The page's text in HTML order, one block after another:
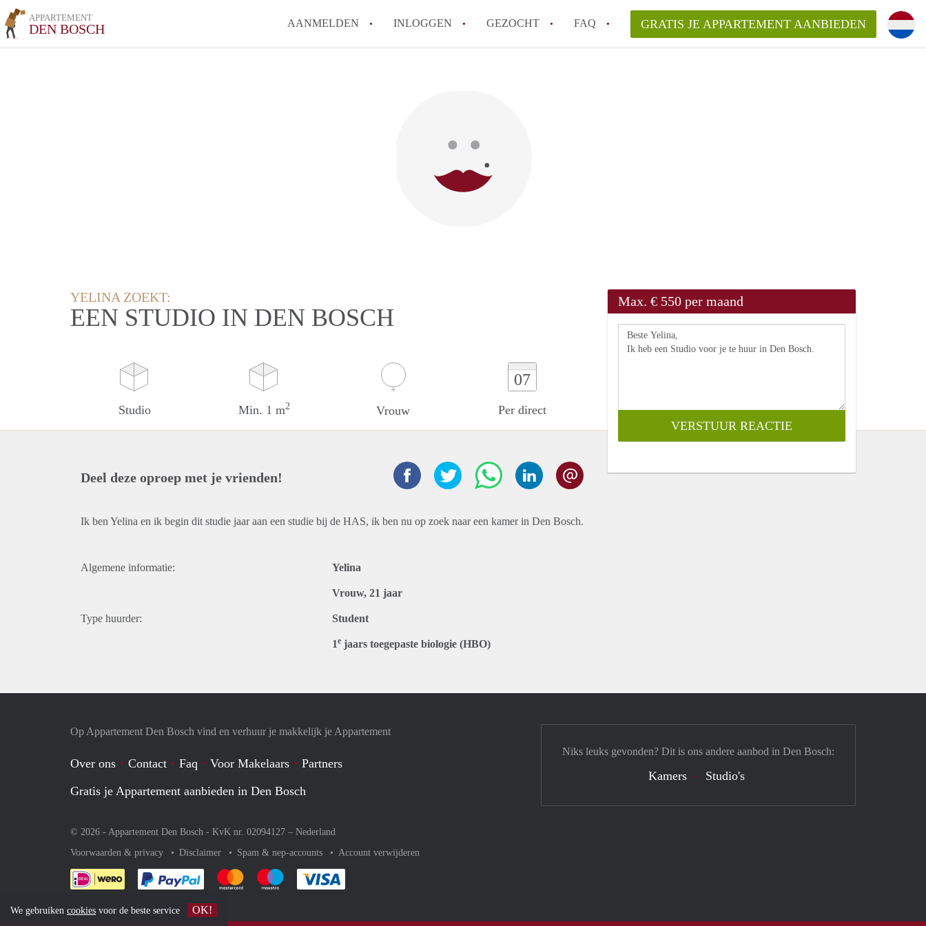
APPARTEMENT
DEN BOSCH AANMELDEN INLOGGEN GEZOCHT FAQ
Wat is de privacyverklaring van AppartementDenBosch?
Berekent AppartementDenBosch
makelaarsvergoeding/bemiddelingsvergoeding?
GRATIS JE APPARTEMENT AANBIEDEN
YELINA ZOEKT:
EEN STUDIO IN DEN BOSCH
Studio Min. 1 m2 Vrouw
07
Per direct
Max. € 550 per maand
Deel deze oproep met je vrienden!
Ik ben Yelina en ik begin dit studie jaar aan een studie bij de HAS, ik ben nu op zoek naar een kamer in Den Bosch.
Algemene informatie: Yelina
Vrouw, 21 jaar
Type huurder: Student
1e jaars toegepaste biologie (HBO)
Op Appartement Den Bosch vind en verhuur je makkelijk je Appartement
Over ons Contact Faq Voor Makelaars
Partners
Gratis je Appartement aanbieden in Den Bosch
© 2026 - Appartement Den Bosch - KvK nr. 02094127 – Nederland
Voorwaarden & privacy
Disclaimer Spam & nep-accounts Account verwijderen
Je rekent gemakkelijk af met Paypal
Je rekent gemakkelijk af met Mastercard
Je rekent gemakkelijk af met Meastro
Niks leuks gevonden? Dit is ons andere aanbod in Den Bosch:
Kamers Studio's
We gebruiken cookies voor de beste service OK!